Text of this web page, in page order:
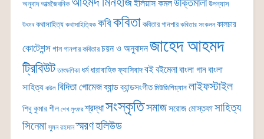
অনুবাদ আত্মজৈবনিক ইলিয়াস কমলউক্তিমালা উপন্যাস
উৎসব কথাসাহিত্য কথাসাহিত্যিক কবিকবিতা কবিতার গানপার কবিতার সংকলন কালচার
কোটেশন্সগান গানপার কবিতার চয়ন ও অনুবাদনজাহেদ আহমদ
ট্রিবিউট তাৎক্ষণিকা ধর্ম ধারাবাহিকফ্যাসিবাদবইবইমেলাবাংলা গানবাংলা
সাহিত্য বাউল বিদিতা গোমেজব্যান্ডব্যান্ডসংগীত মিউজিশিয়্যান লাইফস্টাইল
শিবু কুমার শীল শেখ লুৎফর শ্রদ্ধাসংস্কৃতিসমাজসরোজ মোস্তফাসাহিত্য
সিনেমা সুমন রহমান স্মরণহলিউড